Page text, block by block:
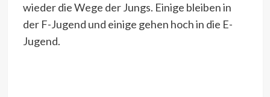
wieder die Wege der Jungs. Einige bleiben in
der F-Jugend und einige gehen hoch in die E-
Jugend.